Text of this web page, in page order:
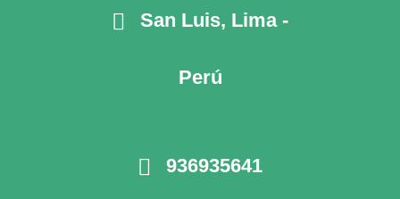
San Luis, Lima -
Perú
936935641